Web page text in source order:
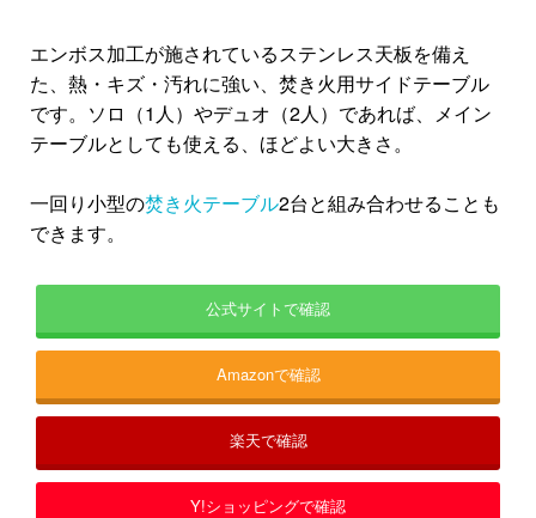
エンボス加工が施されているステンレス天板を備え
た、熱・キズ・汚れに強い、焚き火用サイドテーブル
です。ソロ（1人）やデュオ（2人）であれば、メイン
テーブルとしても使える、ほどよい大きさ。
一回り小型の焚き火テーブル2台と組み合わせることも
できます。
公式サイトで確認
Amazonで確認
楽天で確認
Y!ショッピングで確認